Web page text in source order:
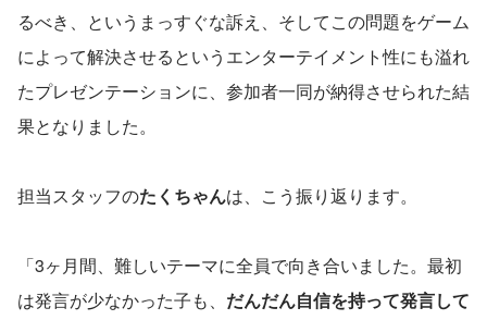
るべき、というまっすぐな訴え、そしてこの問題をゲーム
によって解決させるというエンターテイメント性にも溢れ
たプレゼンテーションに、参加者一同が納得させられた結
果となりました。
担当スタッフのたくちゃんは、こう振り返ります。
「3ヶ月間、難しいテーマに全員で向き合いました。最初
は発言が少なかった子も、 だんだん自信を持って発言して